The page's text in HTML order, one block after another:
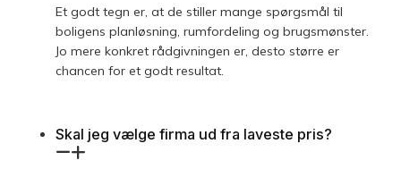
Et godt tegn er, at de stiller mange spørgsmål til
boligens planløsning, rumfordeling og brugsmønster.
Jo mere konkret rådgivningen er, desto større er
chancen for et godt resultat.
Skal jeg vælge firma ud fra laveste pris?